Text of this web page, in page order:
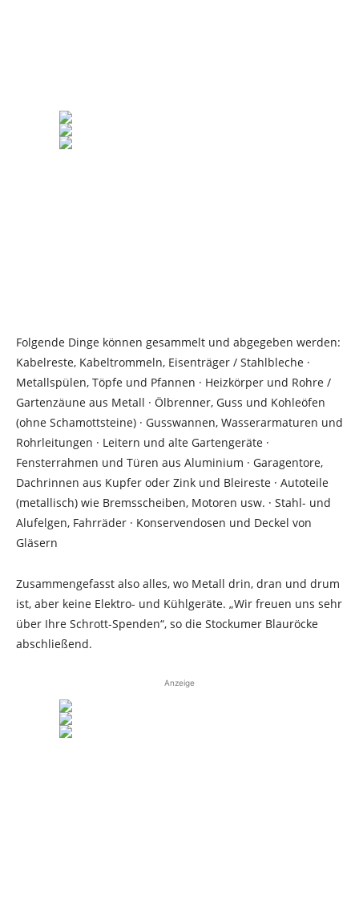
Folgende Dinge können gesammelt und abgegeben werden:
Kabelreste, Kabeltrommeln, Eisenträger / Stahlbleche ·
Metallspülen, Töpfe und Pfannen · Heizkörper und Rohre /
Gartenzäune aus Metall · Ölbrenner, Guss und Kohleöfen
(ohne Schamottsteine) · Gusswannen, Wasserarmaturen und
Rohrleitungen · Leitern und alte Gartengeräte ·
Fensterrahmen und Türen aus Aluminium · Garagentore,
Dachrinnen aus Kupfer oder Zink und Bleireste · Autoteile
(metallisch) wie Bremsscheiben, Motoren usw. · Stahl- und
Alufelgen, Fahrräder · Konservendosen und Deckel von
Gläsern
Zusammengefasst also alles, wo Metall drin, dran und drum
ist, aber keine Elektro- und Kühlgeräte. „Wir freuen uns sehr
über Ihre Schrott-Spenden“, so die Stockumer Blauröcke
abschließend.
Anzeige